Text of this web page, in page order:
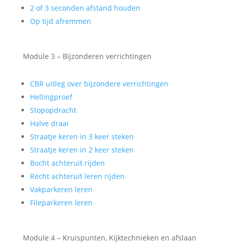
2 of 3 seconden afstand houden
Op tijd afremmen
Module 3 – Bijzonderen verrichtingen
CBR uitleg over bijzondere verrichtingen
Hellingproef
Stopopdracht
Halve draai
Straatje keren in 3 keer steken
Straatje keren in 2 keer steken
Bocht achteruit rijden
Recht achteruit leren rijden
Vakparkeren leren
Fileparkeren leren
Module 4 – Kruispunten, Kijktechnieken en afslaan